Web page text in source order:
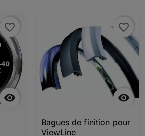

favorite_border

favorite_border
Bagues de finition pour
ViewLine